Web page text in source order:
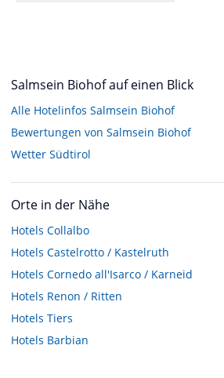
Salmsein Biohof auf einen Blick
Alle Hotelinfos Salmsein Biohof
Bewertungen von Salmsein Biohof
Wetter Südtirol
Orte in der Nähe
Hotels Collalbo
Hotels Castelrotto / Kastelruth
Hotels Cornedo all'Isarco / Karneid
Hotels Renon / Ritten
Hotels Tiers
Hotels Barbian